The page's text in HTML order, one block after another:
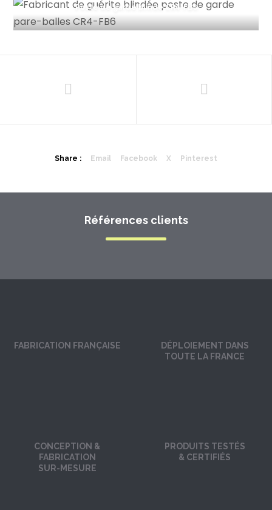
Poste de garde blindé CR4-FB6
Share : Email Facebook X Pinterest
Références clients
FABRICATION FRANÇAISE
DÉPLOIEMENT DANS
TOUTE LA FRANCE
CONCEPTION &
FABRICATION
SUR-MESURE
PRODUITS TESTÉS
& CERTIFIÉS